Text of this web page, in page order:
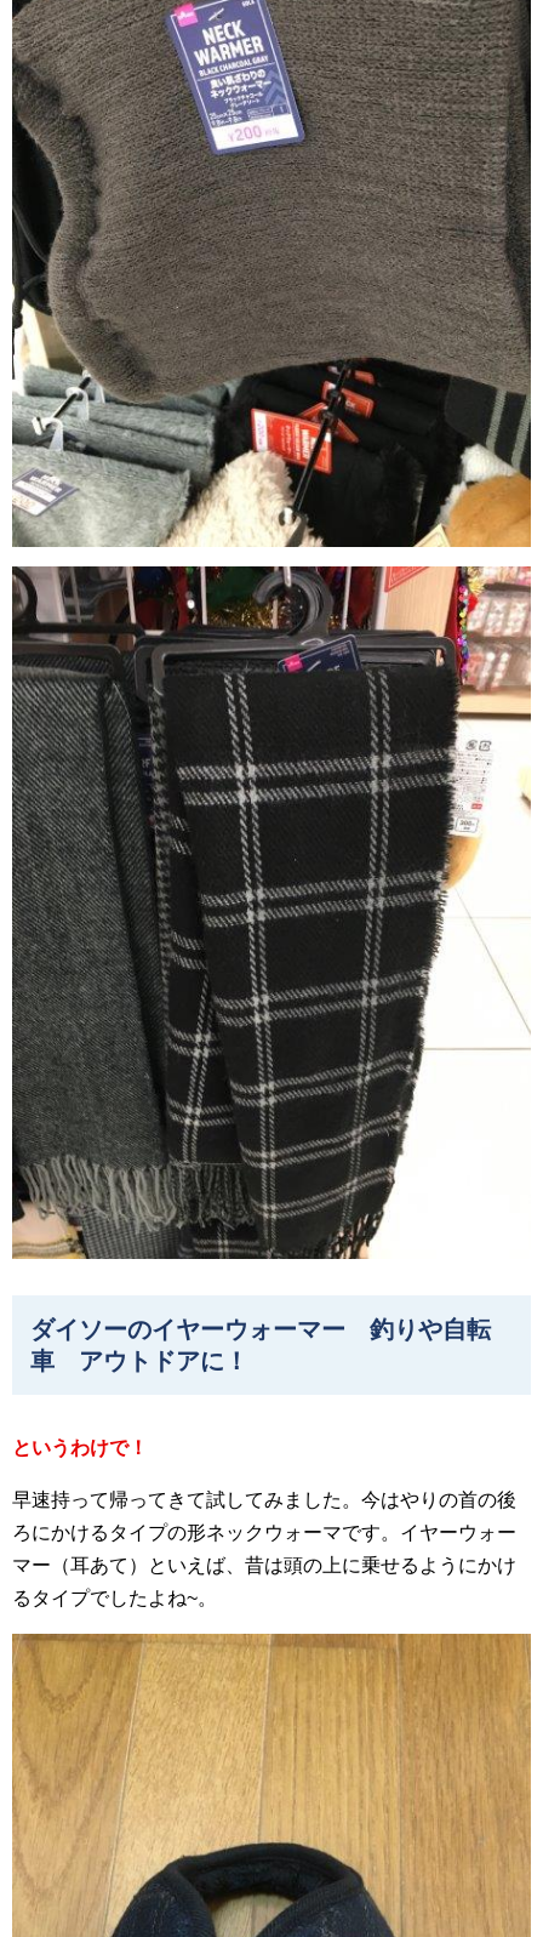
ダイソーのイヤーウォーマー 釣りや自転
車 アウトドアに！
というわけで！
早速持って帰ってきて試してみました。今はやりの首の後
ろにかけるタイプの形ネックウォーマです。イヤーウォー
マー（耳あて）といえば、昔は頭の上に乗せるようにかけ
るタイプでしたよね~。